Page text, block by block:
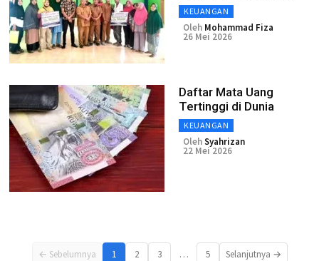
KEUANGAN
Oleh Mohammad Fiza
26 Mei 2026
Daftar Mata Uang
Tertinggi di Dunia
KEUANGAN
OlehSyahrizan
22 Mei 2026
← Sebelumnya 1 2 3 … 5 Selanjutnya →